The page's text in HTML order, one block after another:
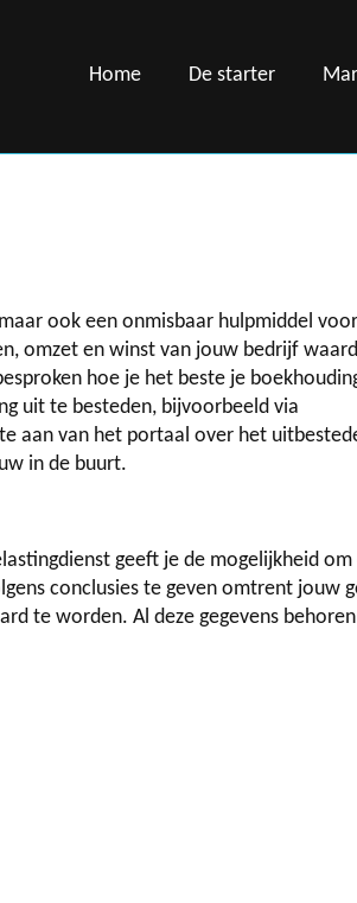
Home De starter
ook een onmisbaar hulpmiddel
omzet en winst van jouw bedrijf
hoe je het beste je
uit te besteden, bijvoorbeeld via
aan van het portaal over het
in de buurt.
geeft je de mogelijkheid
conclusies te geven omtrent jouw
te worden. Al deze gegevens